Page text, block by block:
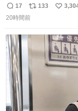
ール価格になって
持ってるだけでコ
返
信
17
リ
ポ
数
133
い
数
20時間前